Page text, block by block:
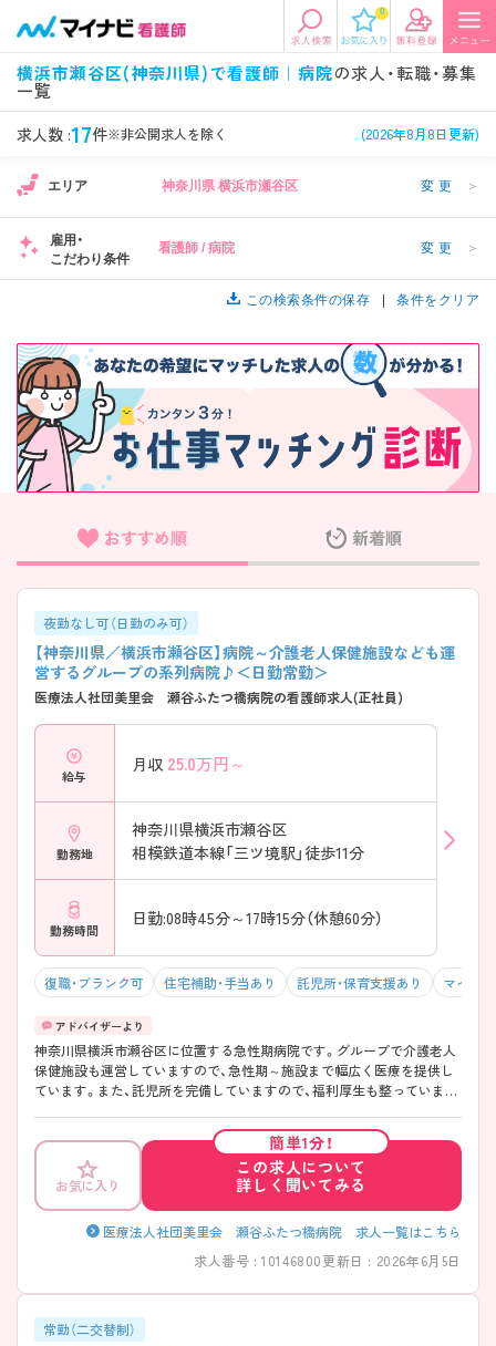
0
横浜市瀬谷区(神奈川県)で看護師｜病院の求人・転職・募集
一覧
求人数 :17件※非公開求人を除く (2026年8月8日更新)
エリアから探す
関東 北陸・信越
東海
九州・沖縄
希望の求人条件を選択
資格 1 勤務形態
施設形態 1
病院、クリニック・診療所など 病棟、外来など
美容外科、
循環器内科など
未経験歓迎、
土日祝休みなど
年収
年収500万円以上など 正社員、契約社員など
フリーワード検索
エリア 神奈川県 横浜市瀬谷区 変更 ＞
雇用・
こだわり条件
看護師 / 病院 変更 ＞
この検索条件の保存 条件をクリア
おすすめ順 新着順
夜勤なし可（日勤のみ可）
【神奈川県／横浜市瀬谷区】病院～介護老人保健施設なども運
営するグループの系列病院♪＜日勤常勤＞
医療法人社団美里会 瀬谷ふたつ橋病院の看護師求人(正社員)
給与
月収 25.0万円～
勤務地
神奈川県横浜市瀬谷区
相模鉄道本線「三ツ境駅」徒歩11分
勤務時間
日勤:08時45分～17時15分（休憩60分）
復職・ブランク可 住宅補助・手当あり 託児所・保育支援あり マイカ
神奈川県横浜市瀬谷区に位置する急性期病院です。グループで介護老人
保健施設も運営していますので、急性期～施設まで幅広く医療を提供し
ています。また、託児所を完備していますので、福利厚生も整っていま
しますのでお気軽にご相談ください。
お気に入り
簡単1分！
この求人について
詳しく聞いてみる
医療法人社団美里会 瀬谷ふたつ橋病院 求人一覧はこちら
求人番号 : 10146800更新日 : 2026年6月5日
常勤（二交替制）